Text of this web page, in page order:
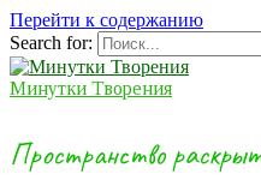
Перейти к содержанию
Search for:
Минутки Творения
Пространство